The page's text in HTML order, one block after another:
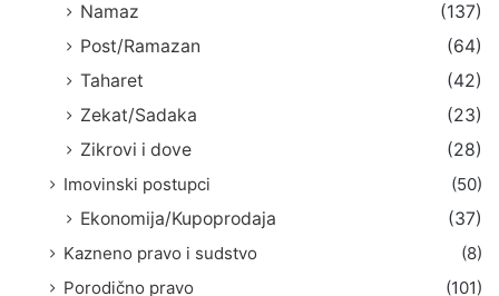
Namaz
(137)
Post/Ramazan
(64)
Taharet
(42)
Zekat/Sadaka
(23)
Zikrovi i dove
(28)
Imovinski postupci
(50)
Ekonomija/Kupoprodaja
(37)
Kazneno pravo i sudstvo
(8)
Porodično pravo
(101)